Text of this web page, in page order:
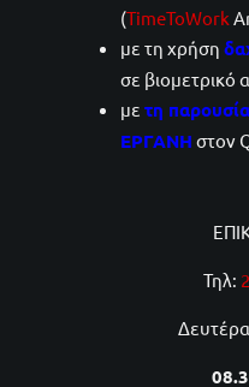
(TimeToWork
με τη χρήση
σε βιομετρικό
με τη
ΕΡΓΑΝΗ στον
Τηλ: